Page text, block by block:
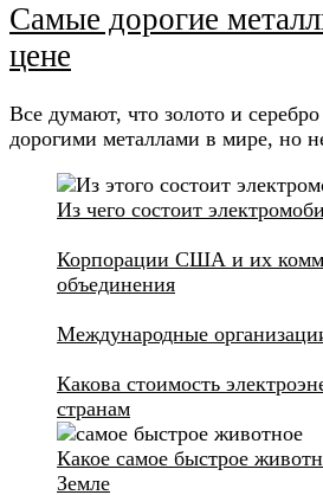
Самые дорогие
цене
Все думают, что золото и
дорогими металлами в мире, но
Из чего состоит
Корпорации США и их
объединения
Международные
Какова стоимость
странам
Какое самое быстрое
Земле